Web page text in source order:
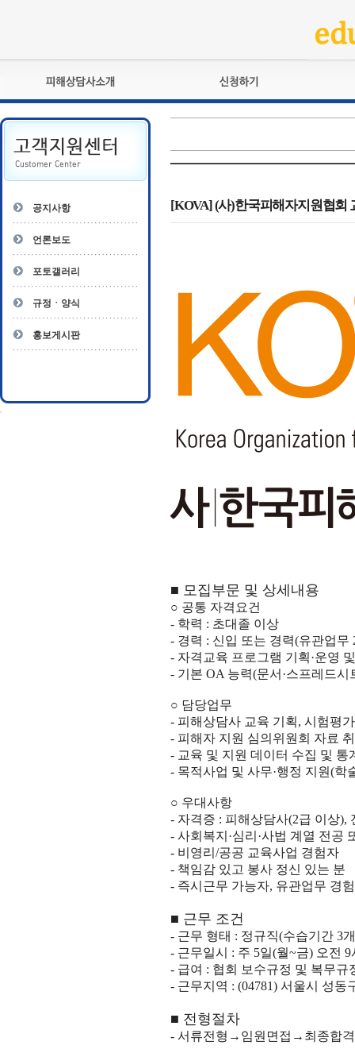
피해상담사란?
자격관리규정
상담사 자격증 확인
- 피해상담사 1급
- 전문수련감독자
- 전문수련기관
교육훈련
자격복원
공지사항
언론보도
포토갤러리
규정ㆍ양식
홍보게시판
[KOVA] (사)한국피해자지원협회
■ 모집부문 및 상세내용
○ 공통 자격요건
- 학력 : 초대졸 이상
- 경력 : 신입 또는 경력(유관업무
- 자격교육 프로그램 기획·운영
- 기본 OA 능력(문서·스프레드시
○ 담당업무
- 피해상담사 교육 기획, 시험평
- 피해자 지원 심의위원회 자료
- 교육 및 지원 데이터 수집 및 통
- 목적사업 및 사무·행정 지원(학
○ 우대사항
- 자격증 : 피해상담사(2급 이상),
- 사회복지·심리·사법 계열 전공
- 비영리/공공 교육사업 경험자
- 책임감 있고 봉사 정신 있는 분
- 즉시근무 가능자, 유관업무 경
■ 근무 조건
- 근무 형태 : 정규직(수습기간 3
- 근무일시 : 주 5일(월~금) 오전 9
- 급여 : 협회 보수규정 및 복무
- 근무지역 : (04781) 서울시 성
■ 전형절차
- 서류전형→임원면접→최종합격